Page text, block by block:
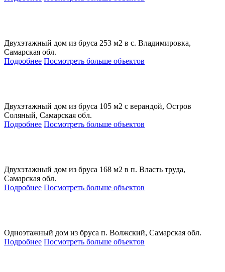
Двухэтажный дом из бруса 253 м2 в с. Владимировка,
Самарская обл.
Подробнее Посмотреть больше объектов
Двухэтажный дом из бруса 105 м2 с верандой, Остров
Соляный, Самарская обл.
Подробнее Посмотреть больше объектов
Двухэтажный дом из бруса 168 м2 в п. Власть труда,
Самарская обл.
Подробнее Посмотреть больше объектов
Одноэтажный дом из бруса п. Волжский, Самарская обл.
Подробнее Посмотреть больше объектов